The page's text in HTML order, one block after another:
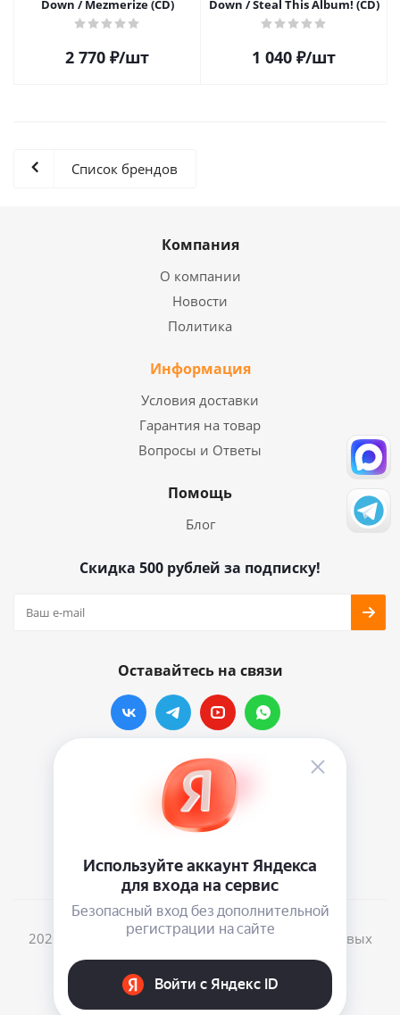
Down / Mezmerize (CD)
2 770 ₽/шт
Down / Steal This Album! (CD)
1 040 ₽/шт
Список брендов
Компания
О компании
Новости
Политика
Информация
Условия доставки
Гарантия на товар
Вопросы и Ответы
Помощь
Блог
Скидка 500 рублей за подписку!
Оставайтесь на связи
Наши контакты
info@vinylmarkt.ru
2026 © Винилмаркт - интернет-магазин виниловых
пластинок